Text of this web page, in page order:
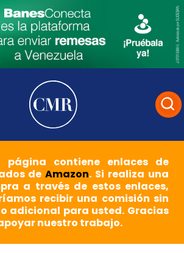
página contiene enlaces de
deAmazon. Si realiza una
a través de estos enlaces,
recibir una comisión sin
adicional para usted. Gracias
nuestro trabajo.